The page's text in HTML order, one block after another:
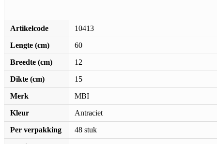
Artikelcode 10413
Lengte (cm) 60
Breedte (cm) 12
Dikte (cm) 15
Merk MBI
Kleur Antraciet
Per verpakking 48 stuk